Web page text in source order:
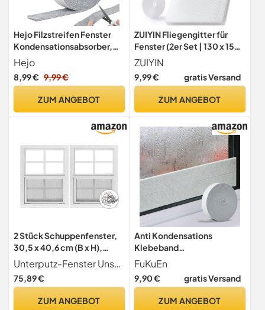
Hejo Filzstreifen Fenster
Kondensationsabsorber,
5m x 4cm (Grau)
Hejo
8,99 € 9,99 €
ZUM ANGEBOT
ZUIYIN Fliegengitter für
Fenster (2er Set | 130 x 150
cm | Weiß) –
Zuschneidbarer
Insektenschutz &
ohne Bohren, Upgrade 2.0
ZUIYIN
9,99 € gratis Versand
ZUM ANGEBOT
2 Stück Schuppenfenster,
30,5 x 40,6 cm (B x H),
Weiß, bündig montiertes
Fenster mit gehärtetem
Glas und abnehmbarem
Schuppen, Garage und
Unterputz-Fenster Unsere Schuppenfenster werden mit 2,5 cm Metallnagelrand und Edelstahl-Befestigungsschrauben geliefert, um eine nahtlose Integration von Fenstern und Gebäuden zu gewährleisten, was die Abdichtung und Schönheit verbessert.
75,89 €
ZUM ANGEBOT
Anti Kondensations
Klebeband
Kondensationsstreifen Für
Fenster Saugfähige
Streifen Kondensation
FuKuEn
9,90 € gratis Versand
ZUM ANGEBOT